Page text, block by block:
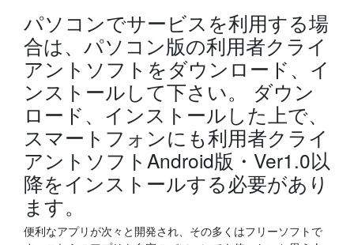
パソコンでサービスを利用する場
合は、パソコン版の利用者クライ
アントソフトをダウンロード、イ
ンストールして下さい。 ダウン
ロード、インストールした上で、
スマートフォンにも利用者クライ
アントソフトAndroid版・Ver1.0以
降をインストールする必要があり
ます。
便利なアプリが次々と開発され、その多くはフリーソフトで